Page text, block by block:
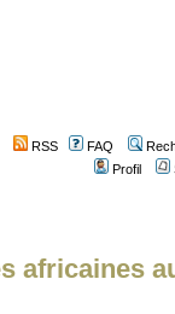
RSS FAQ
Profil
africaines